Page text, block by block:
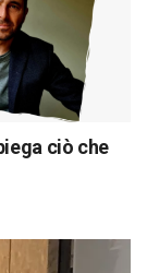
ciò che